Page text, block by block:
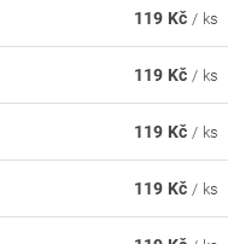
119 Kč / ks
119 Kč / ks
119 Kč / ks
119 Kč / ks